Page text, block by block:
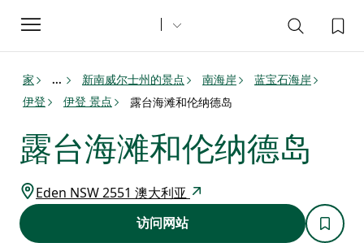
Toggle
navigation
家 ... 新南威尔士州的景点 南海岸
蓝宝石海岸
伊登
伊登 景点 露台海滩和伦纳德岛
露台海滩和伦纳德岛
Eden NSW 2551 澳大利亚
访问网站